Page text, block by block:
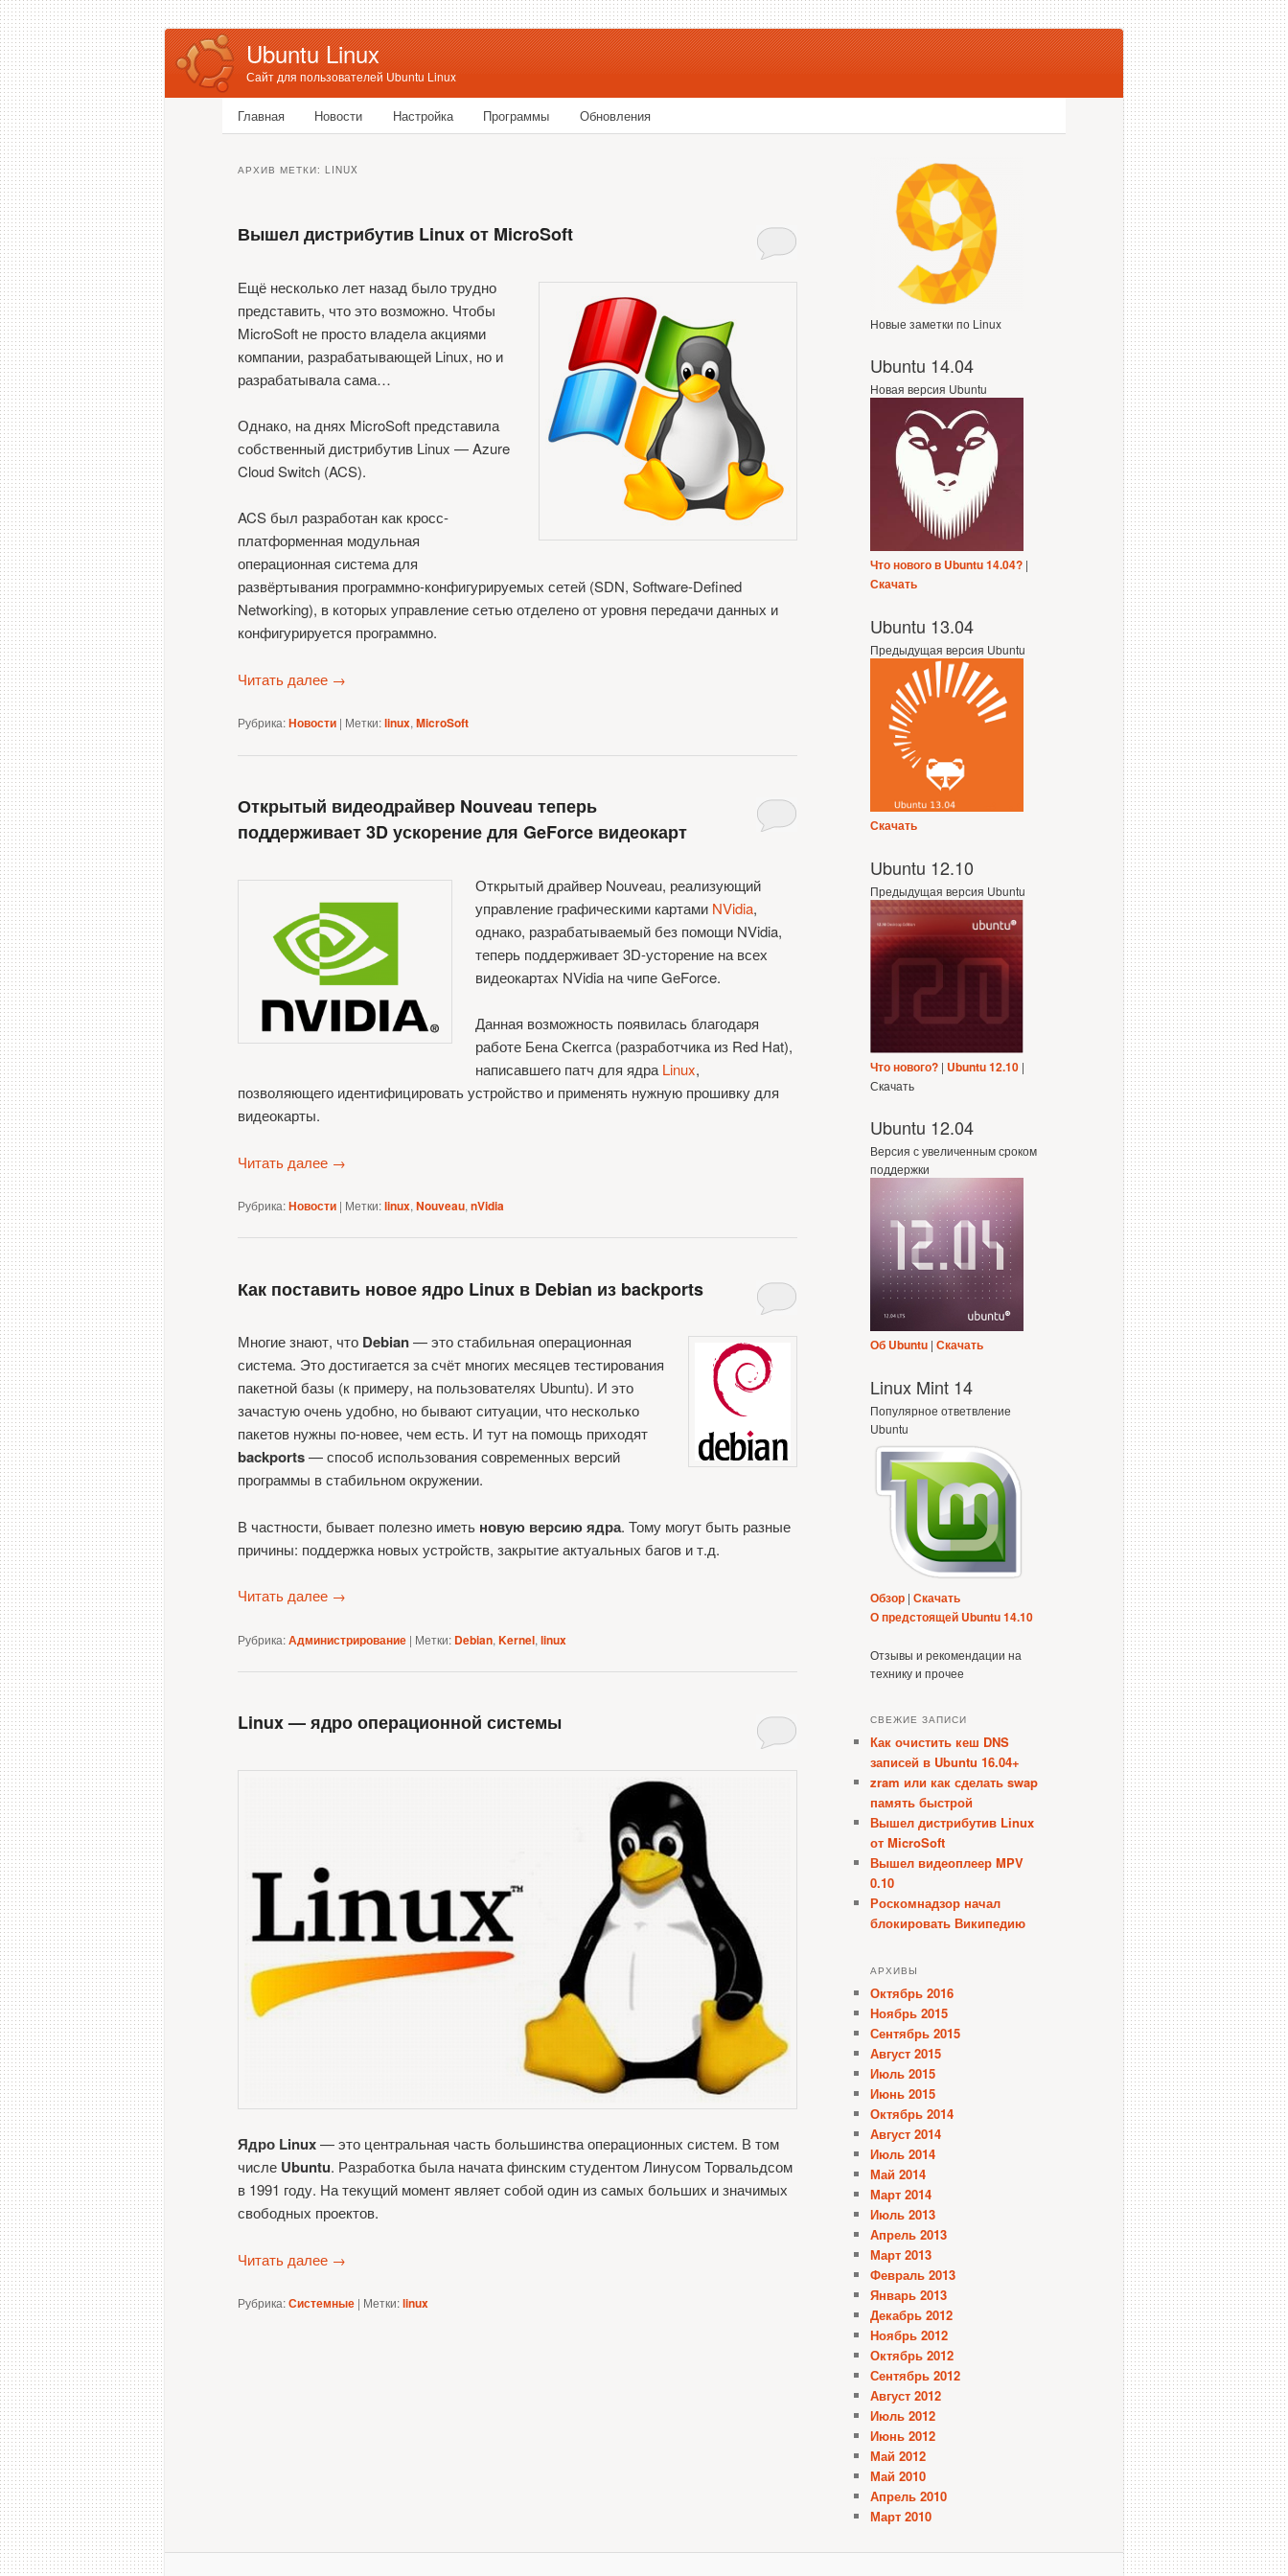
Ubuntu Linux
Сайт для пользователей Ubuntu Linux
Главное меню
Перейти к основному содержимому
Перейти к дополнительному содержимому
Главная Новости Настройка Программы Обновления
АРХИВ МЕТКИ: LINUX
Вышел дистрибутив Linux от MicroSoft
Ещё несколько лет назад было трудно
представить, что это возможно. Чтобы
MicroSoft не просто владела акциями
компании, разрабатывающей Linux, но и
разрабатывала сама…
Однако, на днях MicroSoft представила
собственный дистрибутив Linux — Azure
Cloud Switch (ACS).
ACS был разработан как кросс-
платформенная модульная
операционная система для
развёртывания программно-конфигурируемых сетей (SDN, Software-Defined
Networking), в которых управление сетью отделено от уровня передачи данных и
конфигурируется программно.
Читать далее →
Рубрика:Новости | Метки:linux, MicroSoft
Открытый видеодрайвер Nouveau теперь
поддерживает 3D ускорение для GeForce видеокарт
Открытый драйвер Nouveau, реализующий
управление графическими картами NVidia,
однако, разрабатываемый без помощи NVidia,
теперь поддерживает 3D-усторение на всех
видеокартах NVidia на чипе GeForce.
Данная возможность появилась благодаря
работе Бена Скеггса (разработчика из Red Hat),
написавшего патч для ядра Linux,
позволяющего идентифицировать устройство и применять нужную прошивку для
видеокарты.
Читать далее →
Рубрика:Новости | Метки:linux, Nouveau, nVidia
Как поставить новое ядро Linux в Debian из backports
Многие знают, что Debian— это стабильная операционная
система. Это достигается за счёт многих месяцев тестирования
пакетной базы (к примеру, на пользователях Ubuntu). И это
зачастую очень удобно, но бывают ситуации, что несколько
пакетов нужны по-новее, чем есть. И тут на помощь приходят
backports— способ использования современных версий
программы в стабильном окружении.
В частности, бывает полезно иметь новую версию ядра. Тому могут быть разные
причины: поддержка новых устройств, закрытие актуальных багов и т.д.
Читать далее →
Рубрика:Администрирование | Метки: Debian, Kernel, linux
Linux — ядро операционной системы
Ядро Linux— это центральная часть большинства операционных систем. В том
числе Ubuntu. Разработка была начата финским студентом Линусом Торвальдсом
в 1991 году. На текущий момент являет собой один из самых больших и значимых
свободных проектов.
Читать далее →
Рубрика:Системные | Метки:linux
Новые заметки по Linux
Ubuntu 14.04
Новая версия Ubuntu
Что нового в Ubuntu 14.04? |
Скачать
Ubuntu 13.04
Предыдущая версия Ubuntu
Скачать
Ubuntu 12.10
Предыдущая версия Ubuntu
Что нового? | Ubuntu 12.10 |
Скачать
Ubuntu 12.04
Версия с увеличенным сроком
поддержки
Об Ubuntu | Скачать
Linux Mint 14
Популярное ответвление
Ubuntu
Обзор | Скачать
О предстоящей Ubuntu 14.10
Отзывы и рекомендации на
технику и прочее
СВЕЖИЕ ЗАПИСИ
Как очистить кеш DNS
записей в Ubuntu 16.04+
zram или как сделать swap
память быстрой
Вышел дистрибутив Linux
от MicroSoft
Вышел видеоплеер MPV
0.10
Роскомнадзор начал
блокировать Википедию
АРХИВЫ
Октябрь 2016
Ноябрь 2015
Сентябрь 2015
Август 2015
Июль 2015
Июнь 2015
Октябрь 2014
Август 2014
Июль 2014
Май 2014
Март 2014
Июль 2013
Апрель 2013
Март 2013
Февраль 2013
Январь 2013
Декабрь 2012
Ноябрь 2012
Октябрь 2012
Сентябрь 2012
Август 2012
Июль 2012
Июнь 2012
Май 2012
Май 2010
Апрель 2010
Март 2010